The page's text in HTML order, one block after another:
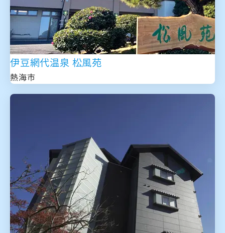
伊豆網代温泉 松風苑
熱海市